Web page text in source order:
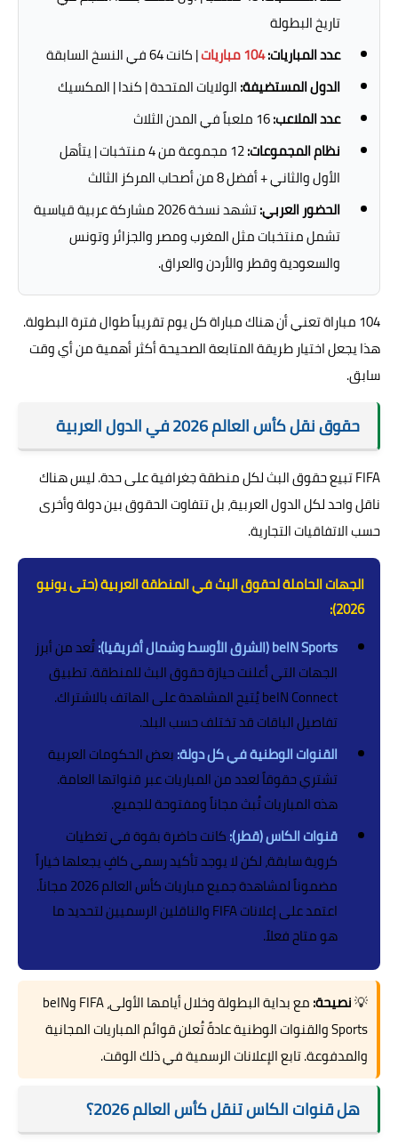
تاريخ البطولة
عدد المباريات:104 مباريات
| كانت 64 في النسخ السابقة
الدول المستضيفة:الولايات المتحدة | كندا | المكسيك
عدد الملاعب:
نظام المجموعات:
12 مجموعة من 4 منتخبات | يتأهل
الأول والثاني + أفضل 8 من أصحاب المركز الثالث
الحضور العربي:
تشهد نسخة 2026 مشاركة عربية قياسية
تشمل منتخبات مثل المغرب ومصر والجزائر وتونس
والسعودية وقطر والأردن والعراق.
104 مباراة تعني أن هناك مباراة كل يوم تقريباً طوال فترة البطولة.
هذا يجعل اختيار طريقة المتابعة الصحيحة أكثر أهمية من أي وقت
سابق.
حقوق نقل كأس العالم 2026 في الدول العربية
FIFA تبيع حقوق البث لكل منطقة جغرافية على حدة. ليس هناك
ناقل واحد لكل الدول العربية، بل تتفاوت الحقوق بين دولة وأخرى
حسب الاتفاقيات التجارية.
الجهات الحاملة لحقوق البث في المنطقة العربية (حتى يونيو
2026):
beIN Sports (الشرق الأوسط وشمال أفريقيا):
تُعد من أبرز
الجهات التي أعلنت حيازة حقوق البث للمنطقة. تطبيق
beIN Connect يُتيح المشاهدة على الهاتف بالاشتراك.
تفاصيل الباقات قد تختلف حسب البلد.
القنوات الوطنية في كل دولة:بعض الحكومات العربية
تشتري حقوقاً لعدد من المباريات عبر قنواتها العامة.
هذه المباريات تُبث مجاناً ومفتوحة للجميع.
قنوات الكاس (قطر):كانت حاضرة بقوة في تغطيات
كروية سابقة، لكن لا يوجد تأكيد رسمي كافٍ يجعلها خياراً
مضموناً لمشاهدة جميع مباريات كأس العالم 2026 مجاناً.
اعتمد على إعلانات FIFA والناقلين الرسميين لتحديد ما
هو متاح فعلاً.
💡نصيحة:
مع بداية البطولة وخلال أيامها الأولى، FIFA وbeIN
Sports والقنوات الوطنية عادةً تُعلن قوائم المباريات المجانية
والمدفوعة. تابع الإعلانات الرسمية في ذلك الوقت.
هل قنوات الكاس تنقل كأس العالم 2026؟